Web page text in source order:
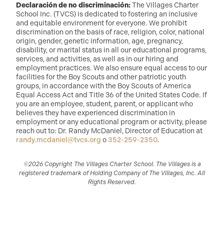
Declaración de no discriminación:The Villages Charter
School Inc. (TVCS) is dedicated to fostering an inclusive
and equitable environment for everyone. We prohibit
discrimination on the basis of race, religion, color, national
origin, gender, genetic information, age, pregnancy,
disability, or marital status in all our educational programs,
services, and activities, as well as in our hiring and
employment practices. We also ensure equal access to our
facilities for the Boy Scouts and other patriotic youth
groups, in accordance with the Boy Scouts of America
Equal Access Act and Title 36 of the United States Code. If
you are an employee, student, parent, or applicant who
believes they have experienced discrimination in
employment or any educational program or activity, please
reach out to: Dr. Randy McDaniel, Director of Education at
randy.mcdaniel@tvcs.org o 352-259-2350.
©2026 Copyright The Villages Charter School. The Villages is a
registered trademark of Holding Company of The Villages, Inc. All
Rights Reserved.